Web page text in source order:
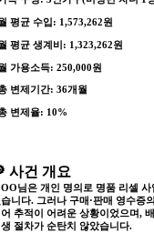
평균 수입: 1,573,262원
평균 생계비: 1,323,262원
가용소득: 250,000원
변제기간: 36개월
변제율: 10%
사건 개요
님은 개인 명의로 명품 리셀
습니다. 그러나구매·판매 영수증
추적이 어려운 상황이었으며,
절차가 순탄치 않았습니다.